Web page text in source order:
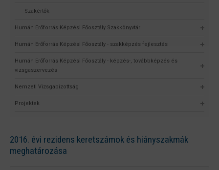
Szakértők
Humán Erőforrás Képzési Főosztály Szakkönyvtár
Humán Erőforrás Képzési Főosztály - szakképzés fejlesztés
Humán Erőforrás Képzési Főosztály - képzés-, továbbképzés és
vizsgaszervezés
Nemzeti Vizsgabizottság
Projektek
2016. évi rezidens keretszámok és hiányszakmák
meghatározása